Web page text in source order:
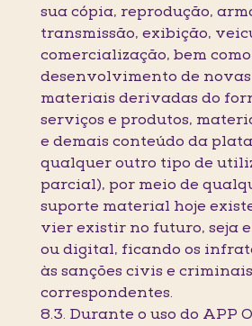
sua cópia, reprodução,
transmissão, exibição,
comercialização, bem
desenvolvimento de novas
materiais derivadas do
serviços e produtos,
e demais conteúdo da
qualquer outro tipo de
parcial), por meio de
suporte material hoje
vier existir no futuro, seja
ou digital, ficando os
às sanções civis e criminais
correspondentes.
8.3. Durante o uso do APP